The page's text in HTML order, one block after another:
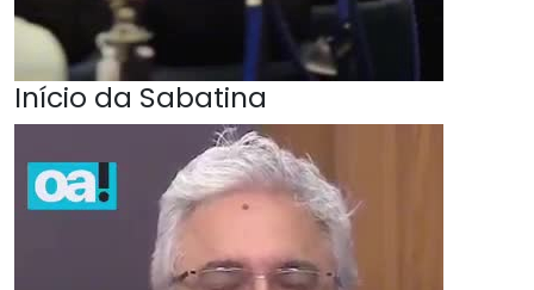
Início da Sabatina